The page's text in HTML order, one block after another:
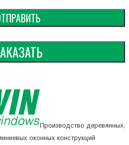
Производство деревянных,
оконных конструкций